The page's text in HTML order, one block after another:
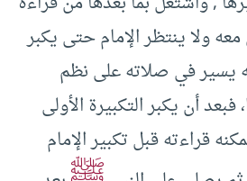
ولا ينتظر الإمام حتى يكبر
أنه يسير في صلاته على نظم
فبعد أن يكبر التكبيرة الأولى
قراءته قبل تكبير الإمام